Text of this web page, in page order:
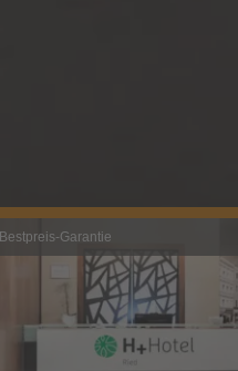
Bestpreis-Garantie